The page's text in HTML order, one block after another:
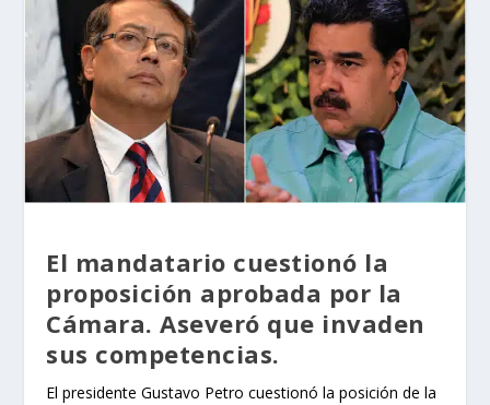
El mandatario cuestionó la
proposición aprobada por la
Cámara. Aseveró que invaden
sus competencias.
El presidente Gustavo Petro cuestionó la posición de la